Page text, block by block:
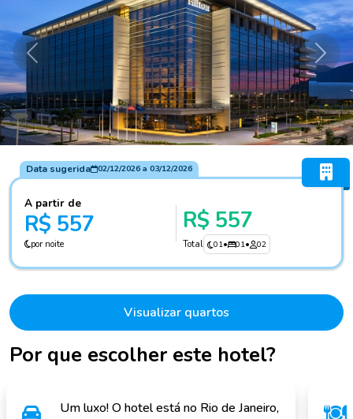
Anterior
Por que escolher este hotel?
Um luxo! O hotel está no Rio de Janeiro,
Data sugerida 02/12/2026a 03/12/2026
A partir de
R$ 557
por noite
R$ 557
Total 01• 01• 02
Visualizar quartos